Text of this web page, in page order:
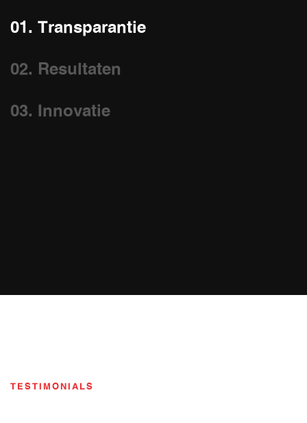
01. Transparantie
02. Resultaten
03. Innovatie
TESTIMONIALS